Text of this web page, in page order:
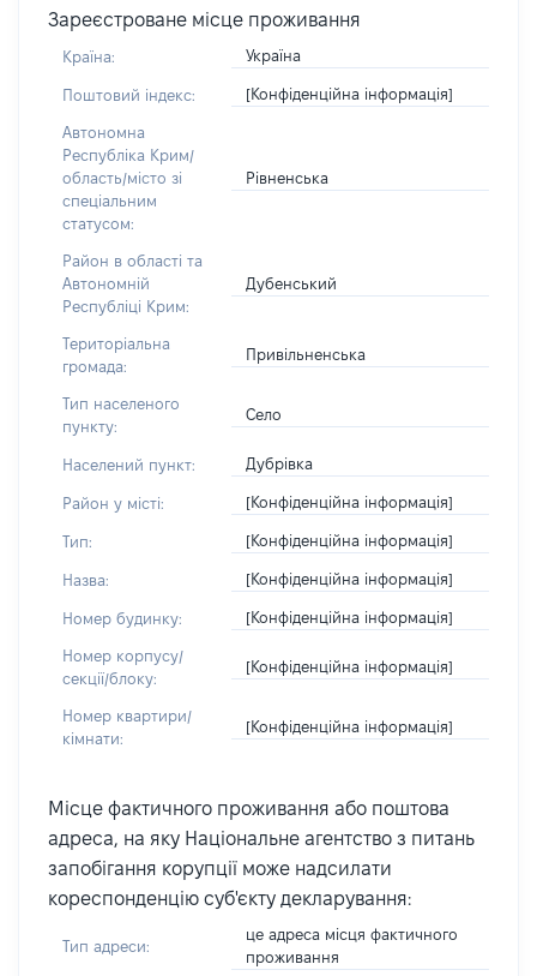
Зареєстроване місце проживання
Країна: Україна
Поштовий індекс: [Конфіденційна інформація]
Автономна
Республіка Крим/
область/місто зі
спеціальним
статусом:
Рівненська
Район в області та
Автономній
Республіці Крим:
Дубенський
Територіальна
громада:
Привільненська
Тип населеного
пункту:
Село
Населений пункт: Дубрівка
Район у місті: [Конфіденційна інформація]
Тип: [Конфіденційна інформація]
Назва: [Конфіденційна інформація]
Номер будинку: [Конфіденційна інформація]
Номер корпусу/
секції/блоку:
[Конфіденційна інформація]
Номер квартири/
кімнати:
[Конфіденційна інформація]
Місце фактичного проживання або поштова
адреса, на яку Національне агентство з питань
запобігання корупції може надсилати
кореспонденцію суб'єкту декларування:
Тип адреси:
це адреса місця фактичного
проживання